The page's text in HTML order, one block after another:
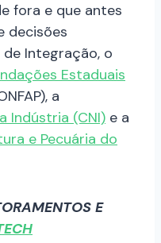
fora e que antes
decisões
Integração, o
Estaduais
a
Indústria (CNI) e a
e Pecuária do
E